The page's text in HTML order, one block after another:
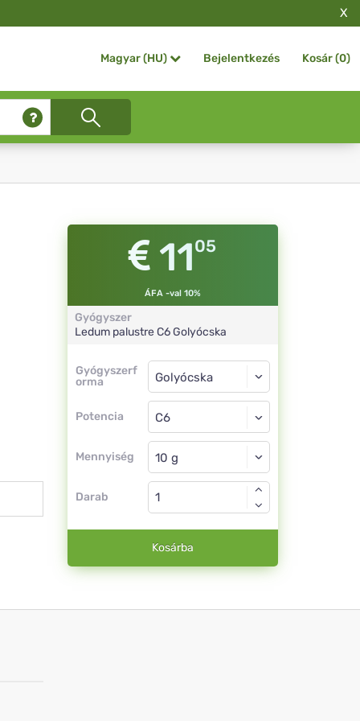
X
Magyar (HU) Bejelentkezés Kosár (0)
1105
ÁFA -val 10%
Gyógyszer
Ledum palustreC6 Golyócska
Gyógyszerf
orma
Gyógyszerforma
Potencia
Golyócska
C6
Mennyiség
Golyócska
Darab
Kosárba